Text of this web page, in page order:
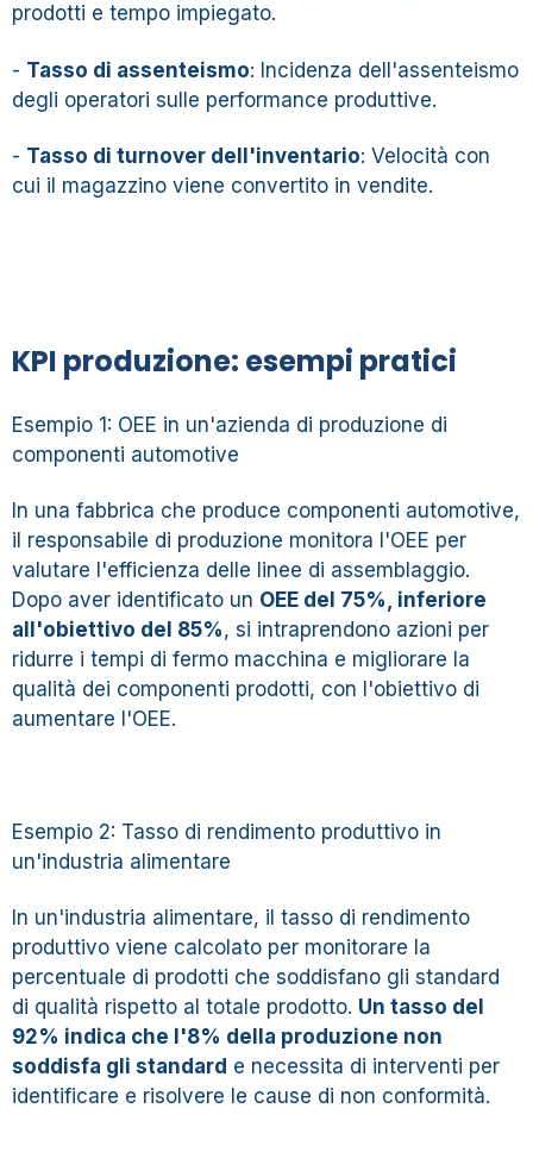
prodotti e tempo impiegato.
- Tasso di assenteismo: Incidenza dell'assenteismo
degli operatori sulle performance produttive.
- Tasso di turnover dell'inventario: Velocità con
cui il magazzino viene convertito in vendite.
KPI produzione: esempi pratici
Esempio 1: OEE in un'azienda di produzione di
componenti automotive
In una fabbrica che produce componenti automotive,
il responsabile di produzione monitora l'OEE per
valutare l'efficienza delle linee di assemblaggio.
Dopo aver identificato un OEE del 75%, inferiore
all'obiettivo del 85%, si intraprendono azioni per
ridurre i tempi di fermo macchina e migliorare la
qualità dei componenti prodotti, con l'obiettivo di
aumentare l'OEE.
Esempio 2: Tasso di rendimento produttivo in
un'industria alimentare
In un'industria alimentare, il tasso di rendimento
produttivo viene calcolato per monitorare la
percentuale di prodotti che soddisfano gli standard
di qualità rispetto al totale prodotto. Un tasso del
92% indica che l'8% della produzione non
soddisfa gli standard e necessita di interventi per
identificare e risolvere le cause di non conformità.